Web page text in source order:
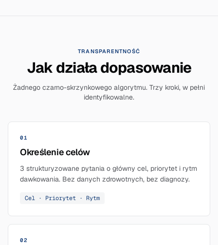
TRANSPARENTNOŚĆ
Jak działa dopasowanie
Żadnego czarno-skrzynkowego algorytmu. Trzy kroki, w pełni
identyfikowalne.
01
Określenie celów
3 strukturyzowane pytania o główny cel, priorytet i rytm
dawkowania. Bez danych zdrowotnych, bez diagnozy.
Cel · Priorytet · Rytm
02